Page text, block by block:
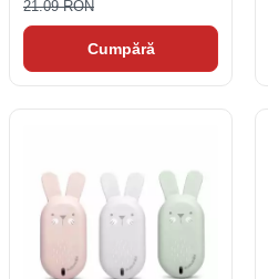
21.09 RON
Cumpără